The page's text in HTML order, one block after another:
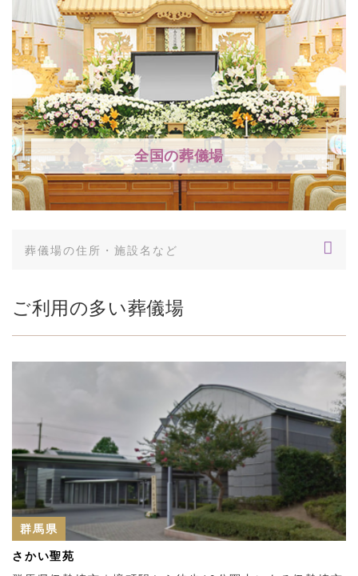
全国の葬儀場
ご利用の多い葬儀場
群馬県
さかい聖苑